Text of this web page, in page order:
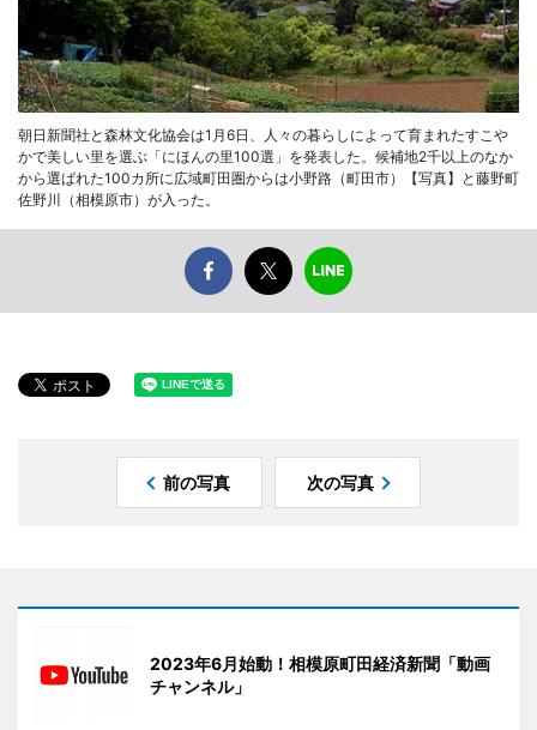
朝日新聞社と森林文化協会は1月6日、人々の暮らしによって育まれたすこや
かで美しい里を選ぶ「にほんの里100選」を発表した。候補地2千以上のなか
から選ばれた100カ所に広域町田圏からは小野路（町田市）【写真】と藤野町
佐野川（相模原市）が入った。
前の写真 次の写真
2023年6月始動！相模原町田経済新聞「動画
チャンネル」